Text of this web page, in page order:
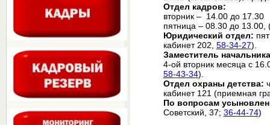
Отдел кадров:
вторник – 14.00 до 17.30
пятница – 08.30 до 13.00,
Юридический отдел:
кабинет 202, 58-34-27).
Заместитель
4-ой вторник месяца с
58-43-34).
Отдел охраны детства:
кабинет 121 (приемная
По вопросам
Советский, 37; 36-44-74)